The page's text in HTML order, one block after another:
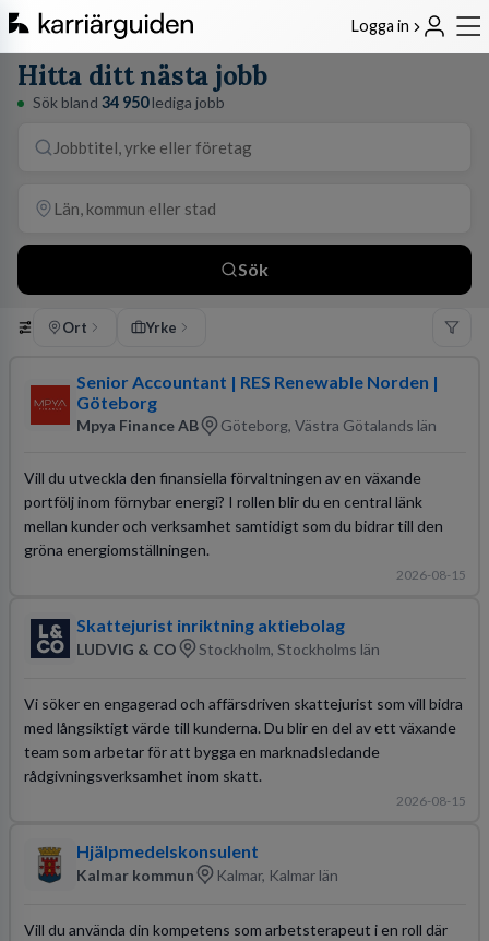
Logga in
Hitta ditt nästa jobb
Sök bland 34 950lediga jobb
Sök
Ort Yrke
Senior Accountant | RES Renewable Norden |
Göteborg
Mpya Finance AB Göteborg, Västra Götalands län
Vill du utveckla den finansiella förvaltningen av en växande
portfölj inom förnybar energi? I rollen blir du en central länk
mellan kunder och verksamhet samtidigt som du bidrar till den
gröna energiomställningen.
2026-08-15
Skattejurist inriktning aktiebolag
LUDVIG & CO Stockholm, Stockholms län
Vi söker en engagerad och affärsdriven skattejurist som vill bidra
med långsiktigt värde till kunderna. Du blir en del av ett växande
team som arbetar för att bygga en marknadsledande
rådgivningsverksamhet inom skatt.
2026-08-15
Hjälpmedelskonsulent
Kalmar kommun Kalmar, Kalmar län
Vill du använda din kompetens som arbetsterapeut i en roll där